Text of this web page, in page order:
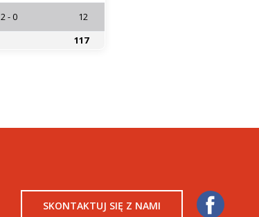
2 - 0
12
117
SKONTAKTUJ SIĘ Z NAMI